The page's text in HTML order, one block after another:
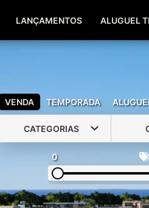
LANÇAMENTOS ALUGUEL
VENDA TEMPORADA
CATEGORIAS
0